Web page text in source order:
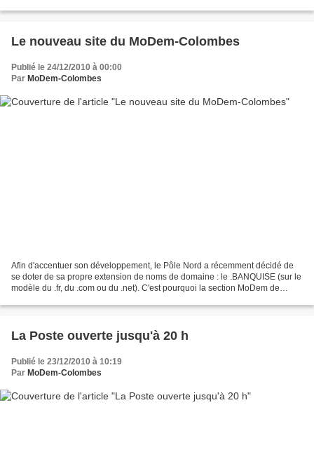
Le nouveau site du MoDem-Colombes
Publié le 24/12/2010 à 00:00
Par MoDem-Colombes
Afin d'accentuer son développement, le Pôle Nord a récemment décidé de
se doter de sa propre extension de noms de domaine : le .BANQUISE (sur le
modèle du .fr, du .com ou du .net). C'est pourquoi la section MoDem de
La Poste ouverte jusqu'à 20 h
Publié le 23/12/2010 à 10:19
Par MoDem-Colombes